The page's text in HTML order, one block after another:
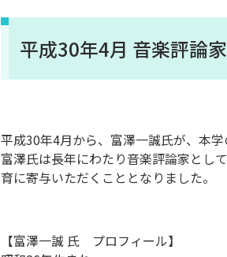
平成30年4月 音楽評論
平成30年4月から、富澤一誠氏が、本
富澤氏は長年にわたり音楽評論家とし
育に寄与いただくこととなりました。
【富澤一誠 氏 プロフィール】